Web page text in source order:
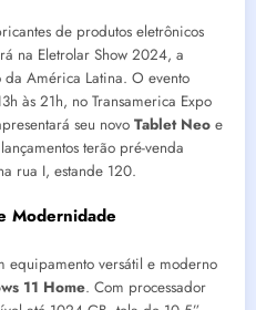
de produtos eletrônicos
na Eletrolar Show 2024, a
América Latina. O evento
às 21h, no Transamerica Expo
seu novo Tablet Neo e
terão pré-venda
rua I, estande 120.
Modernidade
equipamento versátil e moderno
11 Home. Com processador